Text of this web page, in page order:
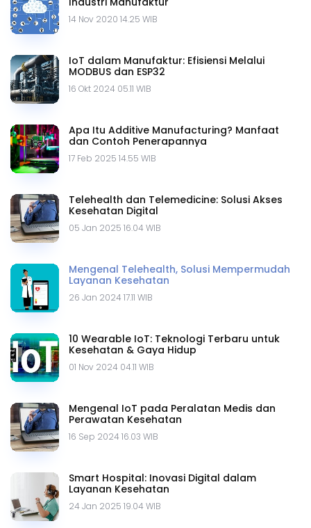
14 Nov 2020 14.25 WIB
IoT dalam Manufaktur: Efisiensi Melalui
MODBUS dan ESP32
16 Okt 2024 05.11 WIB
Apa Itu Additive Manufacturing? Manfaat
dan Contoh Penerapannya
17 Feb 2025 14.55 WIB
Telehealth dan Telemedicine: Solusi Akses
Kesehatan Digital
05 Jan 2025 16.04 WIB
Mengenal Telehealth, Solusi Mempermudah
Layanan Kesehatan
26 Jan 2024 17.11 WIB
10 Wearable IoT: Teknologi Terbaru untuk
Kesehatan & Gaya Hidup
01 Nov 2024 04.11 WIB
Mengenal IoT pada Peralatan Medis dan
Perawatan Kesehatan
16 Sep 2024 16.03 WIB
Smart Hospital: Inovasi Digital dalam
Layanan Kesehatan
24 Jan 2025 19.04 WIB